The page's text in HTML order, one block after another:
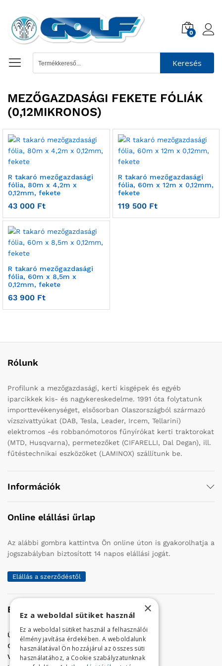
0
Keresés
MEZŐGAZDASÁGI FEKETE FÓLIÁK
(0,12MIKRONOS)
R takaró mezőgazdasági
fólia, 80m x 4,2m x
0,12mm, fekete
43 000 Ft
R takaró mezőgazdasági
fólia, 60m x 12m x 0,12mm,
fekete
119 500 Ft
R takaró mezőgazdasági
fólia, 60m x 8,5m x
0,12mm, fekete
63 900 Ft
Rólunk
Profilunk a mezőgazdasági, kerti kisgépek és egyéb
iparcikkek kis- és nagykereskedelme. 1991 óta folytatunk
importtevékenységet, elsősorban Olaszországból származó
vízszivattyúkat (DAB, Tesla, Leader, Ircem, Tellarini)
elektromos -és robbanómotoros fűnyírókat kerti traktorokat
(MTD, Husqvarna), permetezőket (CIFARELLI, Dal Degan), ill.
fűtéstechnikai eszközöket (LAMINOX) szállítunk be.
Információk
Online elállási űrlap
Az alábbi gombra kattintva Ön online úton is gyakorolhatja a
jogszabályban biztosított 14 napos elállási jogát.
Elállás a szerződéstől
Elérhetőség
Üzletünk címe:
Szolnok, Vércse út 17.
Golf Center Áruház:06 (56) 423-324
VÁR-Kert Áruház: 06 (56) 429-771
×
Ez a weboldal sütiket használ
Ez a weboldal sütiket használ a felhasználói
élmény javítása érdekében. A weboldalunk
használatával Ön hozzájárul az összes süti
használatához, a Cookie szabályzatunknak